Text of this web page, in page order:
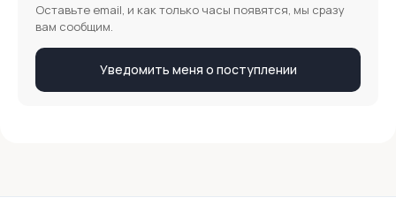
Оставьте email, и как только часы появятся, мы сразу
вам сообщим.
Уведомить меня о поступлении